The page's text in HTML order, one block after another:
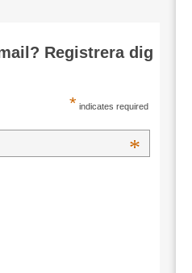
Registrera dig
* indicates required
*